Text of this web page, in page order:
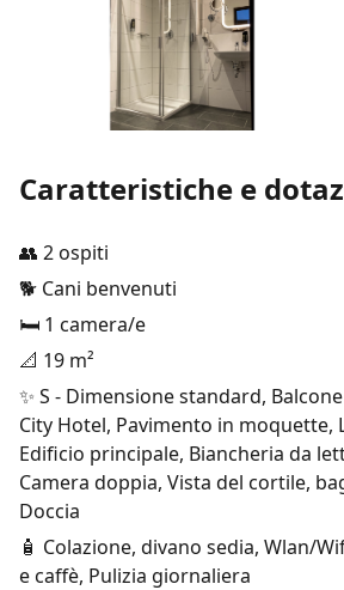
Caratteristiche e
👥 2 ospiti
🐕 Cani benvenuti
🛏️ 1 camera/e
📐 19 m²
✨ S - Dimensione standard,
City Hotel, Pavimento in moquette,
Edificio principale, Biancheria da
Camera doppia, Vista del cortile,
Doccia
🧴 Colazione, divano sedia, Wlan/
e caffè, Pulizia giornaliera